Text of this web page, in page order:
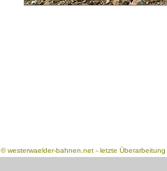
©westerwaelder-bahnen.net - letzte